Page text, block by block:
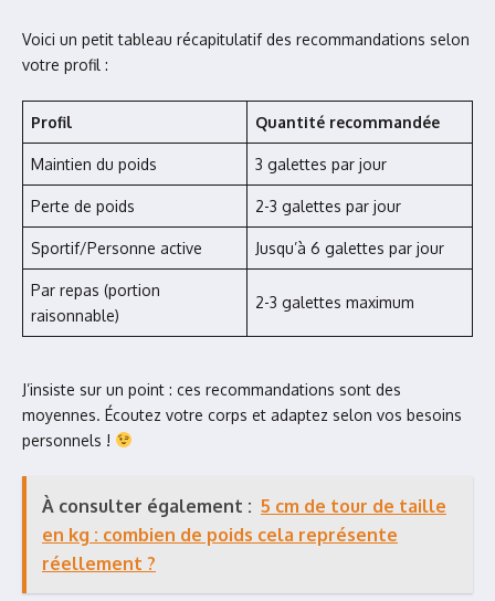
Voici un petit tableau récapitulatif des recommandations selon
votre profil :
Profil Quantité recommandée
Maintien du poids 3 galettes par jour
Perte de poids 2-3 galettes par jour
Sportif/Personne active Jusqu’à 6 galettes par jour
Par repas (portion
raisonnable)
2-3 galettes maximum
J’insiste sur un point : ces recommandations sont des
moyennes. Écoutez votre corps et adaptez selon vos besoins
personnels !
À consulter également : 5 cm de tour de taille
en kg : combien de poids cela représente
réellement ?